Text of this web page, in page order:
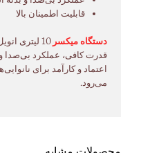
قابلیت اطمینان بالا
دستگاه میکسر
10 لیتری
قدرت کافی، عملکرد بی‌صدا
اعتماد و کارآمد برای
می‌رود.